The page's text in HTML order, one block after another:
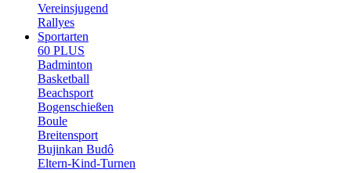
Vereinsjugend
Rallyes
Sportarten
60 PLUS
Badminton
Basketball
Beachsport
Bogenschießen
Boule
Breitensport
Bujinkan Budô
Eltern-Kind-Turnen